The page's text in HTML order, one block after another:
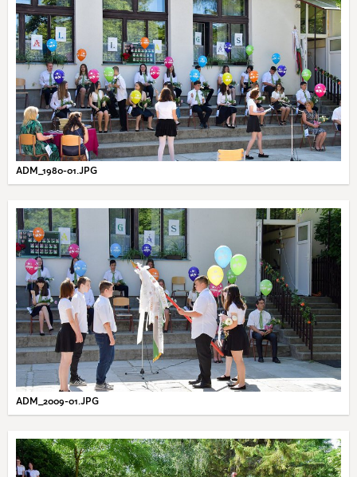
ADM_1980-01.JPG
ADM_2009-01.JPG